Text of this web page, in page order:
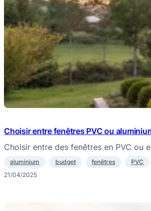
Choisir entre fenêtres PVC ou
Choisir entre des fenêtres en PVC ou
aluminium budget fenêtres
PVC
21/04/2025